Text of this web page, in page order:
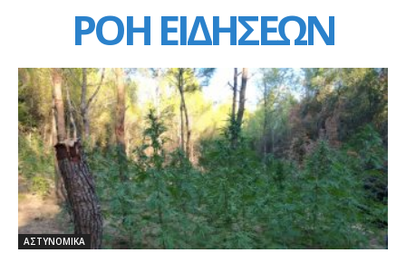
ΡΟΗ ΕΙΔΗΣΕΩΝ
ΑΣΤΥΝΟΜΙΚΑ